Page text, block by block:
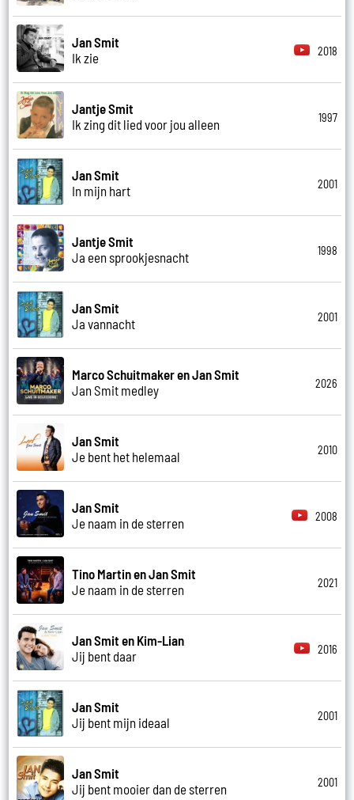
Jan Smit
Ik zie
2018
Jantje Smit
Ik zing dit lied voor jou alleen
1997
Jan Smit
In mijn hart
2001
Jantje Smit
Ja een sprookjesnacht
1998
Jan Smit
Ja vannacht
2001
Marco Schuitmaker en Jan Smit
Jan Smit medley
2026
Jan Smit
Je bent het helemaal
2010
Jan Smit
Je naam in de sterren
2008
Tino Martin en Jan Smit
Je naam in de sterren
2021
Jan Smit en Kim-Lian
Jij bent daar
2016
Jan Smit
Jij bent mijn ideaal
2001
Jan Smit
Jij bent mooier dan de sterren
2001